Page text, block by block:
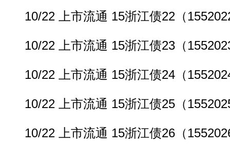
10/22 上市流通 15浙江债22（
10/22 上市流通 15浙江债23（
10/22 上市流通 15浙江债24（
10/22 上市流通 15浙江债25（
10/22 上市流通 15浙江债26（